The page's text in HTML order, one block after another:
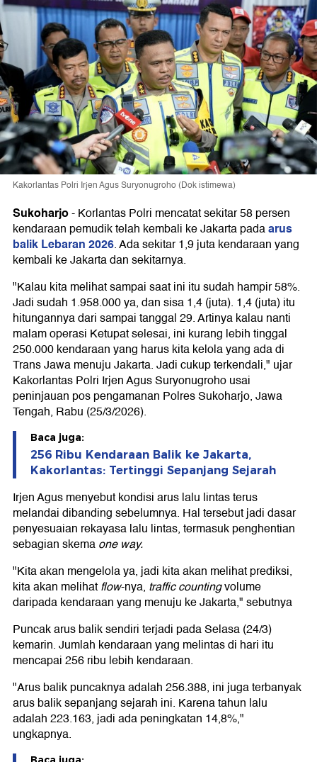
Kakorlantas Polri Irjen Agus Suryonugroho (Dok istimewa)
Sukoharjo-Korlantas Polri mencatat sekitar 58 persen
kendaraan pemudik telah kembali ke Jakarta padaarus
balik Lebaran 2026. Ada sekitar 1,9 juta kendaraan yang
kembali ke Jakarta dan sekitarnya.
"Kalau kita melihat sampai saat ini itu sudah hampir 58%.
Jadi sudah 1.958.000 ya, dan sisa 1,4 (juta). 1,4 (juta) itu
hitungannya dari sampai tanggal 29. Artinya kalau nanti
malam operasi Ketupat selesai, ini kurang lebih tinggal
250.000 kendaraan yang harus kita kelola yang ada di
Trans Jawa menuju Jakarta. Jadi cukup terkendali," ujar
Kakorlantas Polri Irjen Agus Suryonugroho usai
peninjauan pos pengamanan Polres Sukoharjo, Jawa
Tengah, Rabu (25/3/2026).
Baca juga:
256 Ribu Kendaraan Balik ke Jakarta,
Kakorlantas: Tertinggi Sepanjang Sejarah
Irjen Agus menyebut kondisi arus lalu lintas terus
melandai dibanding sebelumnya. Hal tersebut jadi dasar
penyesuaian rekayasa lalu lintas, termasuk penghentian
sebagian skemaone way.
"Kita akan mengelola ya, jadi kita akan melihat prediksi,
kita akan melihatflow-nya, traffic countingvolume
daripada kendaraan yang menuju ke Jakarta," sebutnya
Puncak arus balik sendiri terjadi pada Selasa (24/3)
kemarin. Jumlah kendaraan yang melintas di hari itu
mencapai 256 ribu lebih kendaraan.
"Arus balik puncaknya adalah 256.388, ini juga terbanyak
arus balik sepanjang sejarah ini. Karena tahun lalu
adalah 223.163, jadi ada peningkatan 14,8%,"
ungkapnya.